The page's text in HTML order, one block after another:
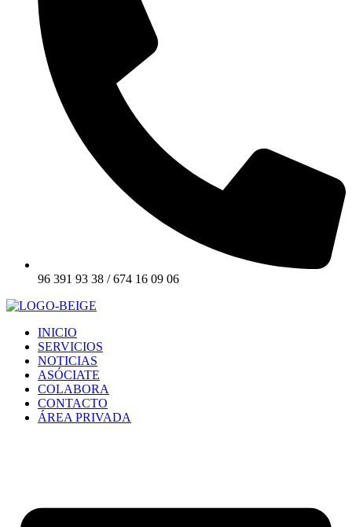
96 391 93 38 / 674 16 09 06
INICIO
SERVICIOS
NOTICIAS
ASÓCIATE
COLABORA
CONTACTO
ÁREA PRIVADA